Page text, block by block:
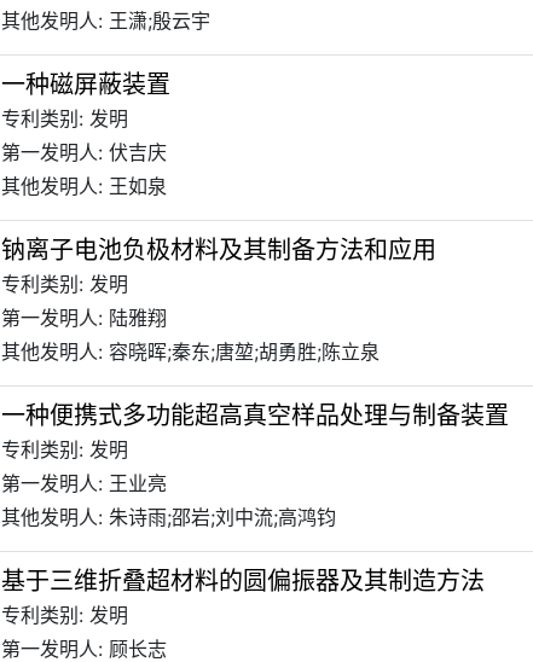
其他发明人: 王潇;殷云宇
一种磁屏蔽装置
专利类别: 发明
第一发明人: 伏吉庆
其他发明人: 王如泉
钠离子电池负极材料及其制备方法和应用
专利类别: 发明
第一发明人: 陆雅翔
其他发明人: 容晓晖;秦东;唐堃;胡勇胜;陈立泉
一种便携式多功能超高真空样品处理与制备装置
专利类别: 发明
第一发明人: 王业亮
其他发明人: 朱诗雨;邵岩;刘中流;高鸿钧
基于三维折叠超材料的圆偏振器及其制造方法
专利类别: 发明
第一发明人: 顾长志